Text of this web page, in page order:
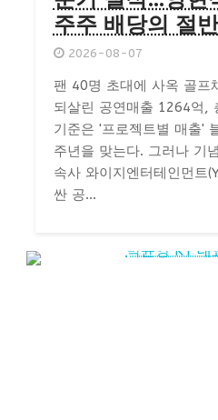
주주 배당의 절반
2026-08-07
팬 40명 초대에 사옥 골프
되살린 공연매출 1264억,
기준은 '프로젝트별 매출'
주년을 맞는다. 그러나 기
속사 와이지엔터테인먼트
싼 공...